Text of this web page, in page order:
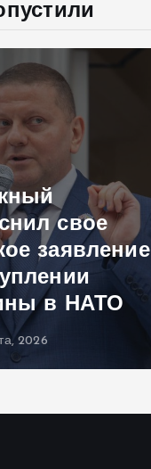
свое
заявление
в НАТО
2026